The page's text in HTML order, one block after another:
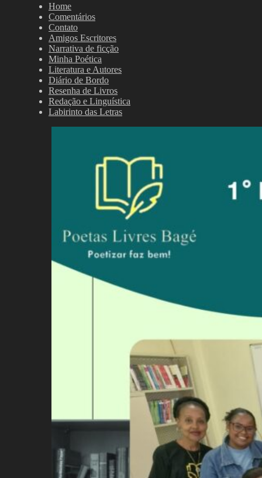
Home
Comentários
Contato
Amigos Escritores
Narrativa de ficção
Minha Poética
Literatura e Autores
Diário de Bordo
Resenha de Livros
Redação e Linguística
Labirinto das Letras